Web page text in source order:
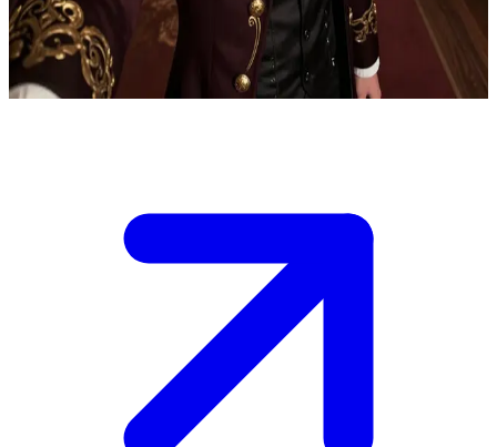
till dig, ser till att du har det bekvämt och iakttar dig uppmärksamt
från andra sidan rummet, medan hans känslor utgör ett slagfält i
kampen för hans försoning.
Show more